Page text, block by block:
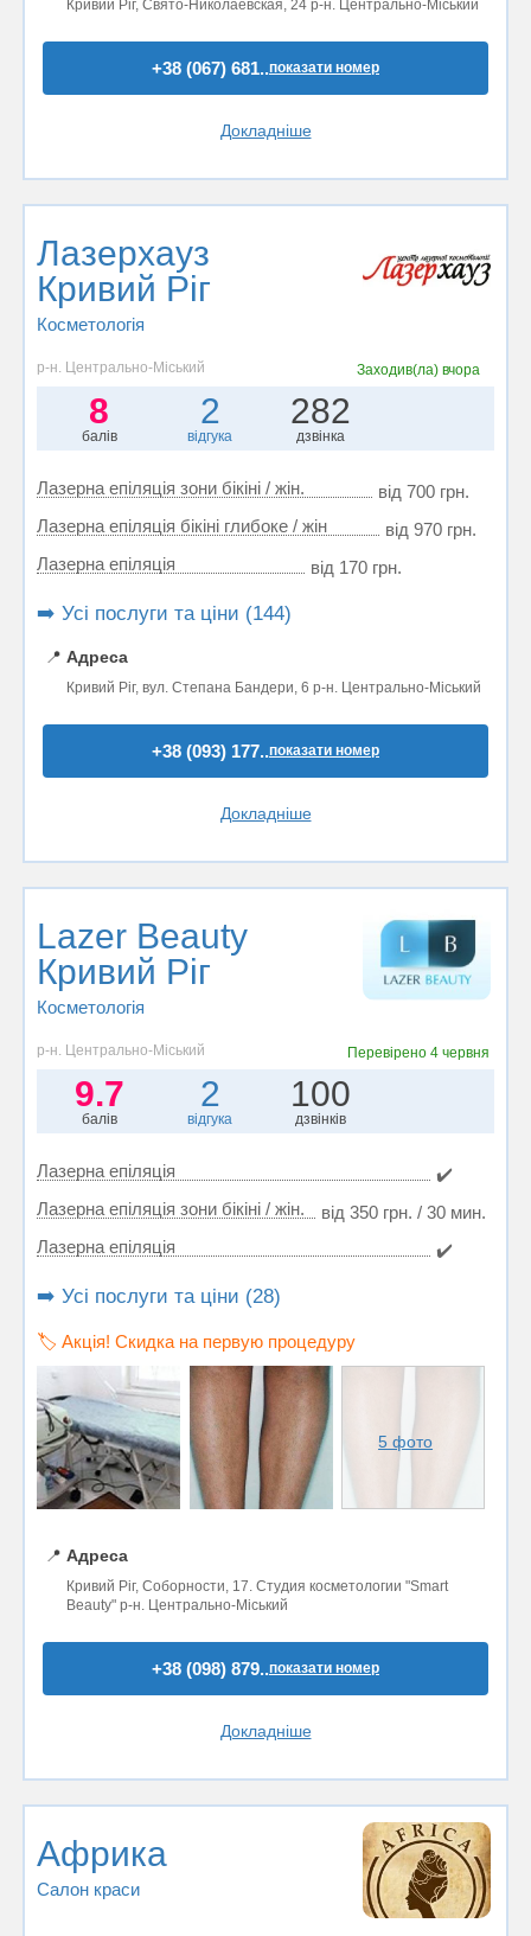
Кривий Ріг, Свято-Николаевская, 24 р-н. Центрально-Міський
+38 (067) 681..показати номер
Докладніше
Лазерхауз
Кривий Ріг
Косметологія
р-н. Центрально-Міський Заходив(ла) вчора
8
балів
2
відгука
282
дзвінка
Лазерна епіляція зони бікіні / жін.
від 700 грн.
Лазерна епіляція бікіні глибоке / жін
від 970 грн.
Лазерна епіляція
від 170 грн.
➡️ Усі послуги та ціни (144)
📍 Адреса
Кривий Ріг, вул. Степана Бандери, 6 р-н. Центрально-Міський
+38 (093) 177..показати номер
Докладніше
Lazer Beauty
Кривий Ріг
Косметологія
р-н. Центрально-Міський Перевірено 4 червня
9.7
балів
2
відгука
100
дзвінків
Лазерна епіляція
✔️
Лазерна епіляція зони бікіні / жін.
від 350 грн. / 30 мин.
Лазерна епіляція
✔️
➡️ Усі послуги та ціни (28)
🏷️ Акція! Скидка на первую процедуру
5 фото
📍 Адреса
Кривий Ріг, Соборности, 17. Студия косметологии "Smart
Beauty" р-н. Центрально-Міський
+38 (098) 879..показати номер
Докладніше
Африка
Салон краси